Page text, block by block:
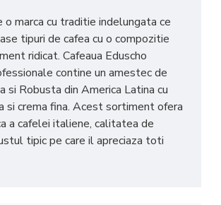
o marca cu traditie indelungata ce
tipuri de cafea cu o compozitie
ridicat. Cafeaua Eduscho
contine un amestec de
si Robusta din America Latina cu
si crema fina. Acest sortiment ofera
a cafelei italiene, calitatea de
tipic pe care il apreciaza toti